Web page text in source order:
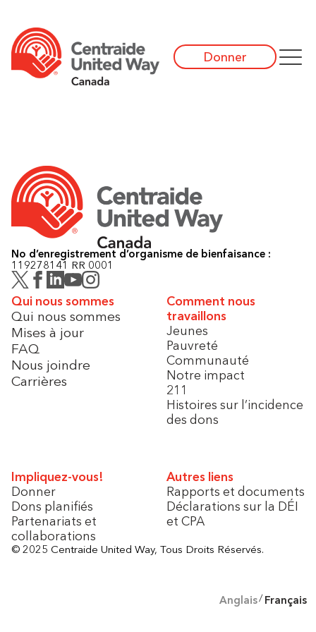
Donner
No d’enregistrement d’organisme de bienfaisance :
119278141 RR 0001
Qui nous sommes
Qui nous sommes
Mises à jour
FAQ
Nous joindre
Carrières
Comment nous
travaillons
Jeunes
Pauvreté
Communauté
Notre impact
211
Histoires sur l’incidence
des dons
Impliquez-vous!
Donner
Dons planifiés
Partenariats et
collaborations
Autres liens
Rapports et documents
Déclarations sur la DÉI
et CPA
© 2025 Centraide United Way, Tous Droits Réservés.
Anglais Français